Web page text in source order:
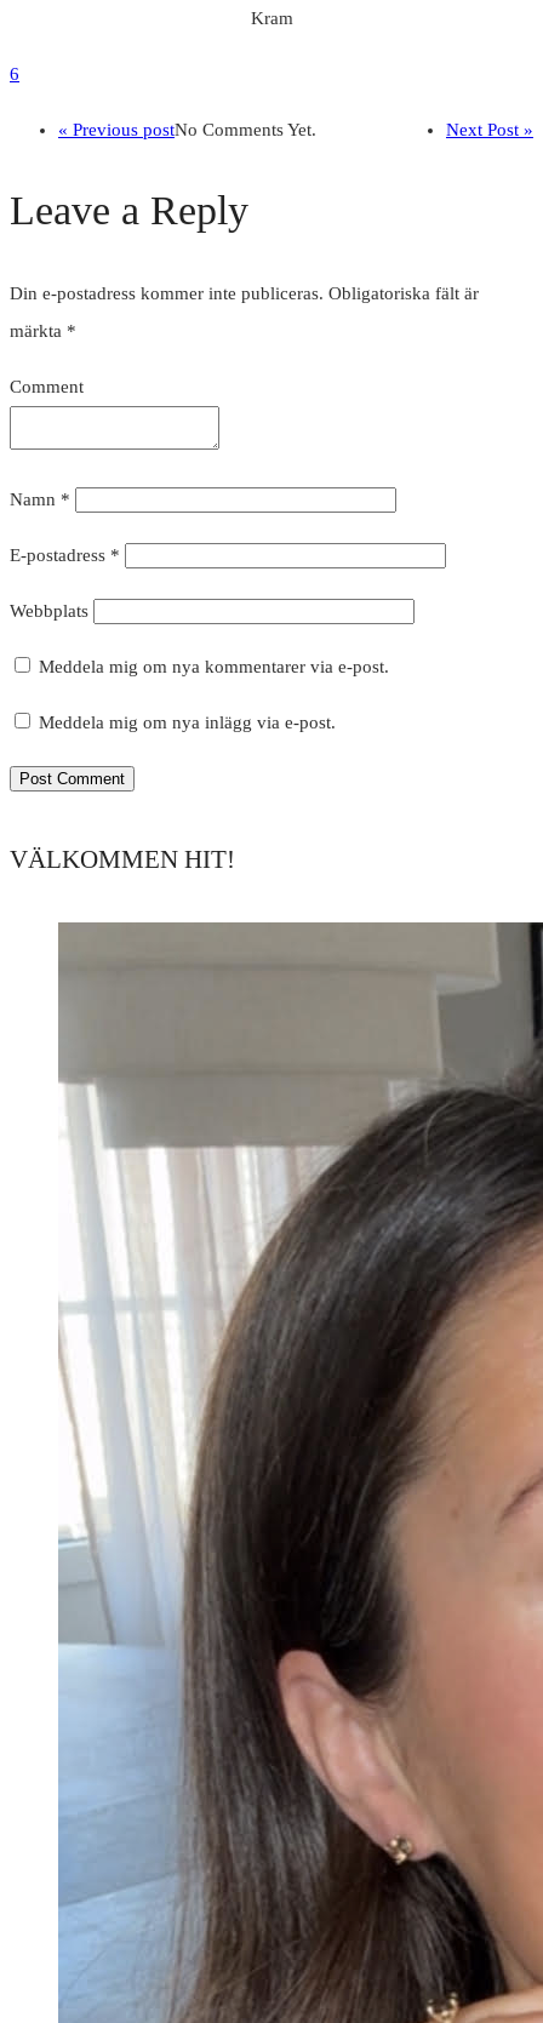
Kram
6
« Previous post Next Post »
No Comments Yet.
Leave a Reply
Din e-postadress kommer inte publiceras. Obligatoriska fält är
märkta *
Comment
Namn *
E-postadress *
Webbplats
Meddela mig om nya kommentarer via e-post.
Meddela mig om nya inlägg via e-post.
VÄLKOMMEN HIT!